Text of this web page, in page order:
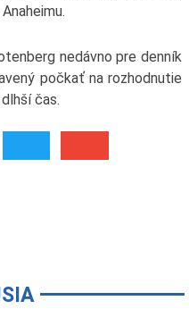
nedávno pre denník
počkať na rozhodnutie
čas.